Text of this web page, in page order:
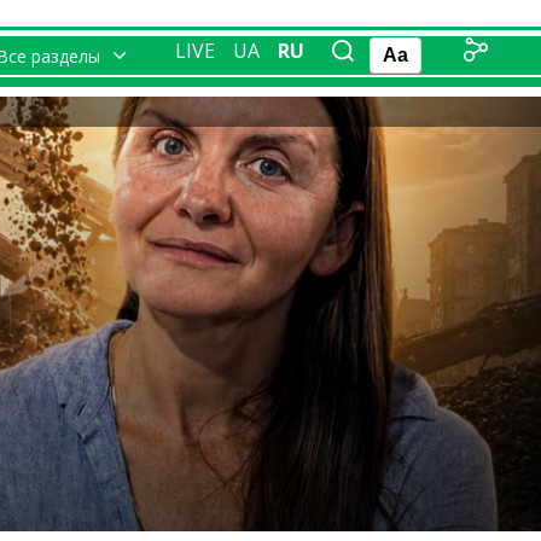
разделы LIVE UA RU Aa